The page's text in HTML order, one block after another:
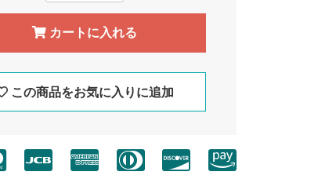
カートに入れる
この商品をお気に入りに追加